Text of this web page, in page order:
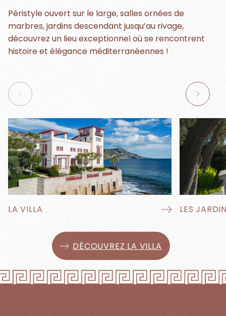
Péristyle ouvert sur le large, salles ornées de
marbres, jardins descendant jusqu’au rivage,
découvrez un lieu exceptionnel où se rencontrent
histoire et élégance méditerranéennes !
LA VILLA LES
DÉCOUVREZ LA VILLA